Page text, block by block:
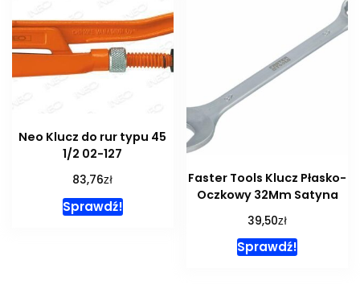
Neo Klucz do rur typu 45
1/2 02-127
83,76zł
Sprawdź!
Faster Tools Klucz Płasko-
Oczkowy 32Mm Satyna
39,50zł
Sprawdź!